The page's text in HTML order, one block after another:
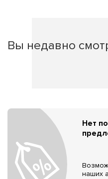
Вы недавно
Нет
наших